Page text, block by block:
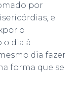
por
e
o
o dia à
dia fazer
forma que se